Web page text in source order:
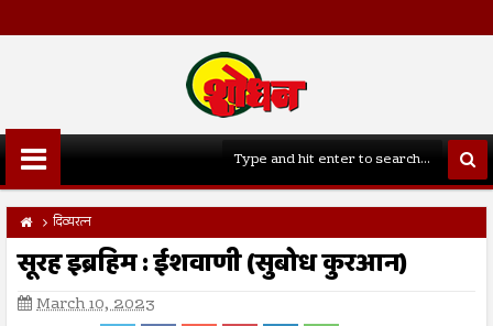
दिव्यरत्न
सूरह इब्रहिम : ईशवाणी (सुबोध कुरआन)
March 10, 2023